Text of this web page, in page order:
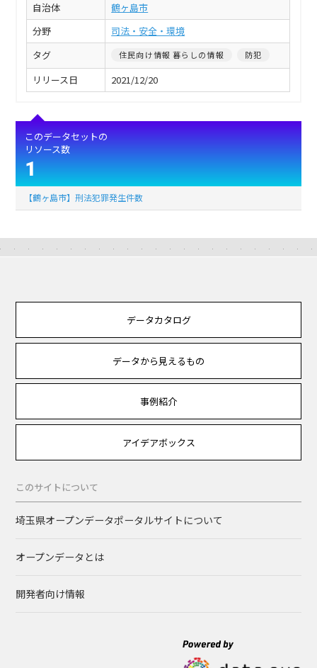
自治体
鶴ヶ島市
分野
司法・安全・環境
タグ
住民向け情報 暮らしの情報 防犯
リリース日 2021/12/20
このデータセットの
リソース数
1
【鶴ヶ島市】刑法犯罪発生件数
データカタログ
データから見えるもの
事例紹介
アイデアボックス
このサイトについて
埼玉県オープンデータポータルサイトについて
オープンデータとは
開発者向け情報